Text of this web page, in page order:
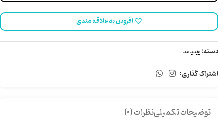
افزودن به علاقه مندی
دسته:وینیاسا
اشتراک گذاری :
توضیحات تکمیلینظرات (0)